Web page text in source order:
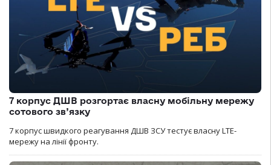
7 корпус ДШВ розгортає власну мобільну мережу
сотового зв’язку
7 корпус швидкого реагування ДШВ ЗСУ тестує власну LTE-
мережу на лінії фронту.